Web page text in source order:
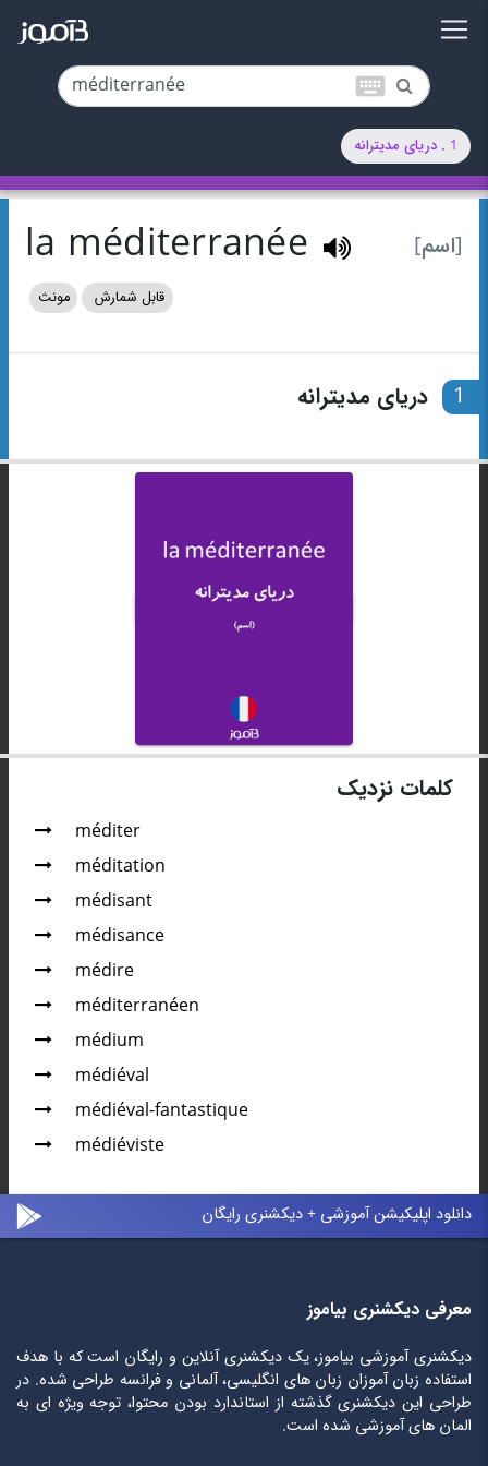
keyboard
1 . دریای مدیترانه
[اسم] la méditerranée
قابل شمارش مونث
1 دریای مدیترانه
کلمات نزدیک
méditer
méditation
médisant
médisance
médire
méditerranéen
médium
médiéval
médiéval-fantastique
médiéviste
دانلود اپلیکیشن آموزشی + دیکشنری رایگان
معرفی دیکشنری بیاموز
دیکشنری آموزشی بیاموز، یک دیکشنری آنلاین و رایگان است که با هدف
استفاده زبان آموزان زبان های انگلیسی، آلمانی و فرانسه طراحی شده. در
طراحی این دیکشنری گذشته از استاندارد بودن محتوا، توجه ویژه ای به
المان های آموزشی شده است.